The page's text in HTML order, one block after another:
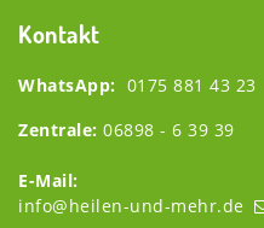
Kontakt
WhatsApp: 0175 881 43 23
Zentrale: 06898 - 6 39 39
E-Mail:
info@heilen-und-mehr.de